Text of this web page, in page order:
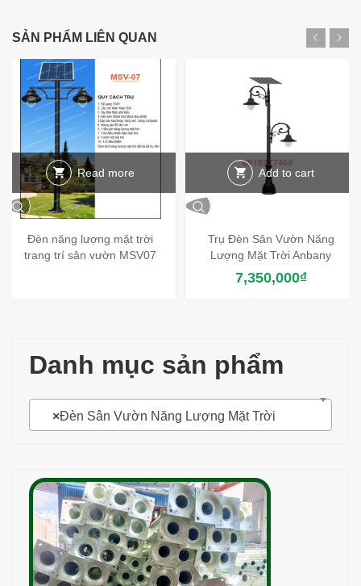
SẢN PHẨM LIÊN QUAN
Read more
Đèn năng lượng mặt trời
trang trí sân vườn MSV07
Add to cart
Trụ Đèn Sân Vườn Năng
Lượng Mặt Trời Anbany
7,350,000₫
Danh mục sản phẩm
×Đèn Sân Vườn Năng Lượng Mặt Trời